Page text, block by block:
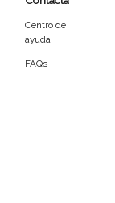
Asistente
Centro de
ayuda
FAQs